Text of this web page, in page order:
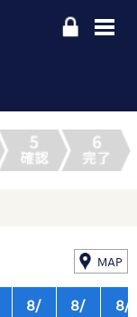
MAP
8/
8/
8/